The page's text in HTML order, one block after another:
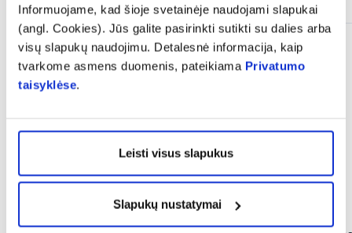
Informuojame, kad šioje svetainėje naudojami slapukai
(angl. Cookies). Jūs galite pasirinkti sutikti su dalies arba
visų slapukų naudojimu. Detalesnė informacija, kaip
tvarkome asmens duomenis, pateikiama Privatumo
taisyklėse.
Leisti visus slapukus
Slapukų nustatymai